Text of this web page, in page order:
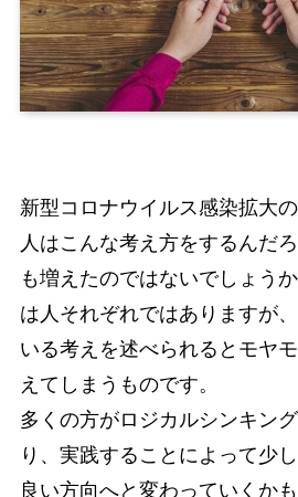
新型コロナウイルス感染拡大
人はこんな考え方をするんだ
も増えたのではないでしょう
は人それぞれではありますが
いる考えを述べられるとモヤ
えてしまうものです。
多くの方がロジカルシンキン
り、実践することによって少
良い方向へと変わっていくか